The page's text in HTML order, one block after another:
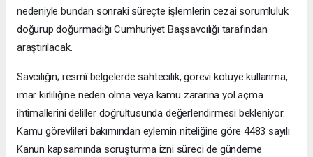
nedeniyle bundan sonraki süreçte işlemlerin cezai sorumluluk
doğurup doğurmadığı Cumhuriyet Başsavcılığı tarafından
araştırılacak.
Savcılığın; resmî belgelerde sahtecilik, görevi kötüye kullanma,
imar kirliliğine neden olma veya kamu zararına yol açma
ihtimallerini deliller doğrultusunda değerlendirmesi bekleniyor.
Kamu görevlileri bakımından eylemin niteliğine göre 4483 sayılı
Kanun kapsamında soruşturma izni süreci de gündeme